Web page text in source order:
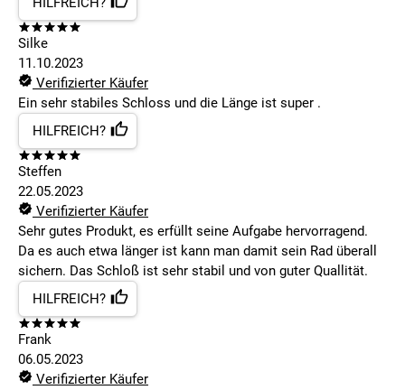
Silke
11.10.2023
Verifizierter Käufer
Ein sehr stabiles Schloss und die Länge ist super .
HILFREICH?
Steffen
22.05.2023
Verifizierter Käufer
Sehr gutes Produkt, es erfüllt seine Aufgabe hervorragend.
Da es auch etwa länger ist kann man damit sein Rad überall
sichern. Das Schloß ist sehr stabil und von guter Quallität.
HILFREICH?
Frank
06.05.2023
Verifizierter Käufer